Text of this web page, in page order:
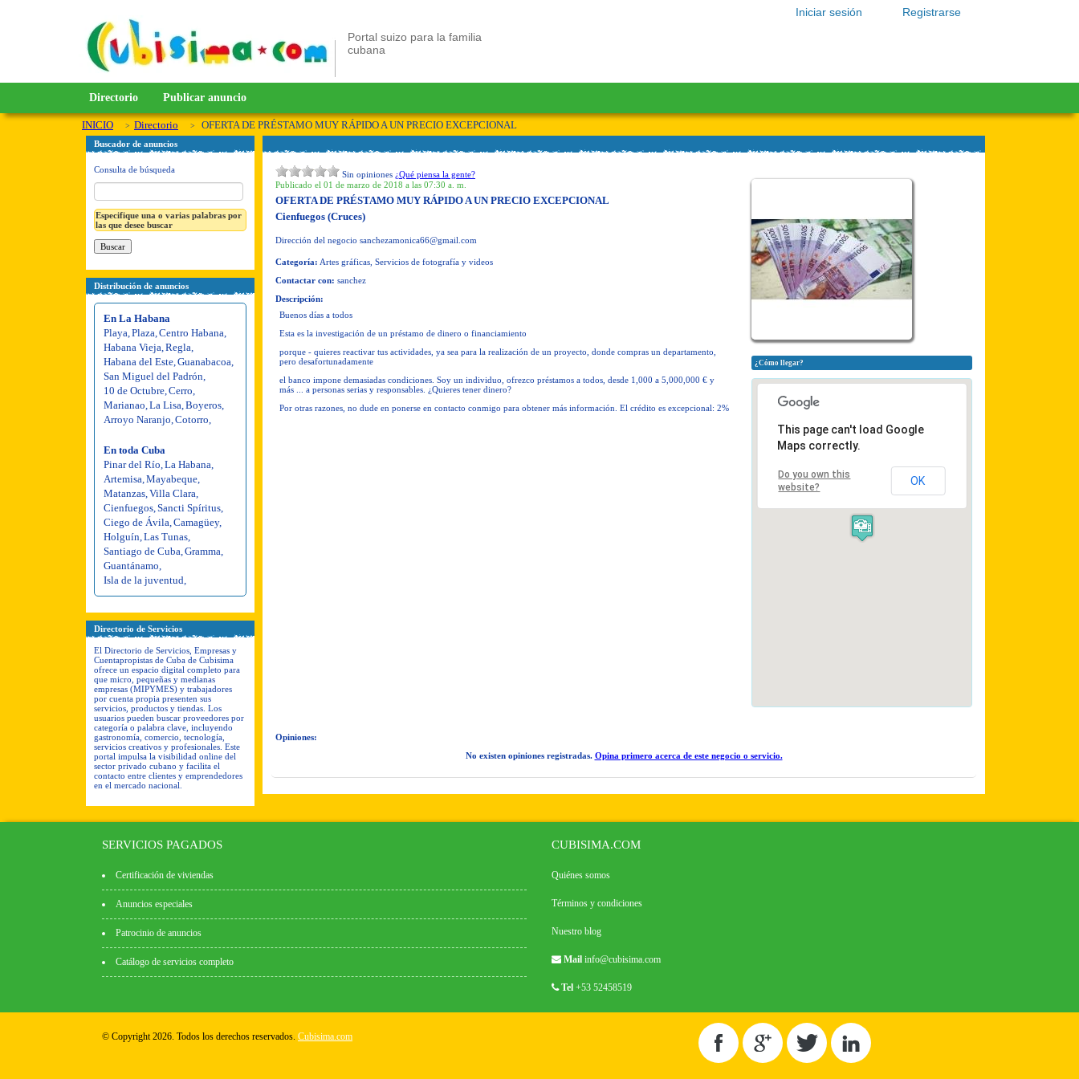
Registrarse
Iniciar sesión
Portal suizo para la familia
cubana
Directorio Publicar anuncio
INICIO Directorio OFERTA DE PRÉSTAMO MUY RÁPIDO A UN PRECIO EXCEPCIONAL
Buscador de anuncios
Consulta de búsqueda
Especifique una o varias palabras por
las que desee buscar
Distribución de anuncios
En La Habana
Playa Plaza Centro Habana
Habana Vieja Regla
Habana del Este Guanabacoa
San Miguel del Padrón
10 de Octubre Cerro
Marianao La Lisa Boyeros
Arroyo Naranjo Cotorro
En toda Cuba
Pinar del Río La Habana
Artemisa Mayabeque
Matanzas Villa Clara
Cienfuegos Sancti Spíritus
Ciego de Ávila Camagüey,
Holguín Las Tunas
Santiago de Cuba Gramma
Guantánamo
Isla de la juventud
Directorio de Servicios
El Directorio de Servicios, Empresas y
Cuentapropistas de Cuba de Cubisima
ofrece un espacio digital completo para
que micro, pequeñas y medianas
empresas (MIPYMES) y trabajadores
por cuenta propia presenten sus
servicios, productos y tiendas. Los
usuarios pueden buscar proveedores por
categoría o palabra clave, incluyendo
gastronomía, comercio, tecnología,
servicios creativos y profesionales. Este
portal impulsa la visibilidad online del
sector privado cubano y facilita el
contacto entre clientes y emprendedores
en el mercado nacional.
Sin opiniones ¿Qué piensa la gente?
Publicado el 01 de marzo de 2018 a las 07:30 a. m.
OFERTA DE PRÉSTAMO MUY RÁPIDO A UN PRECIO EXCEPCIONAL
Cienfuegos (Cruces)
Dirección del negocio sanchezamonica66@gmail.com
Categoría: Artes gráficas, Servicios de fotografía y videos
Contactar con: sanchez
Descripción:
Buenos días a todos
Esta es la investigación de un préstamo de dinero o financiamiento
porque - quieres reactivar tus actividades, ya sea para la realización de un proyecto, donde compras un departamento,
pero desafortunadamente
el banco impone demasiadas condiciones. Soy un individuo, ofrezco préstamos a todos, desde 1,000 a 5,000,000 € y
más ... a personas serias y responsables. ¿Quieres tener dinero?
Por otras razones, no dude en ponerse en contacto conmigo para obtener más información. El crédito es excepcional: 2%
¿Cómo llegar?
This page can't load Google
Maps correctly.
Do you own this
website?
OK
Opiniones:
No existen opiniones registradas. Opina primero acerca de este negocio o servicio.
SERVICIOS PAGADOS
Certificación de viviendas
Anuncios especiales
Patrocinio de anuncios
Catálogo de servicios completo
CUBISIMA.COM
Quiénes somos
Términos y condiciones
Nuestro blog
Mail info@cubisima.com
Tel +53 52458519
© Copyright 2026. Todos los derechos reservados. Cubisima.com